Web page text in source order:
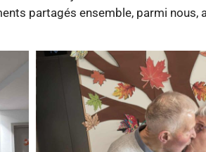
partagés ensemble, parmi nous,